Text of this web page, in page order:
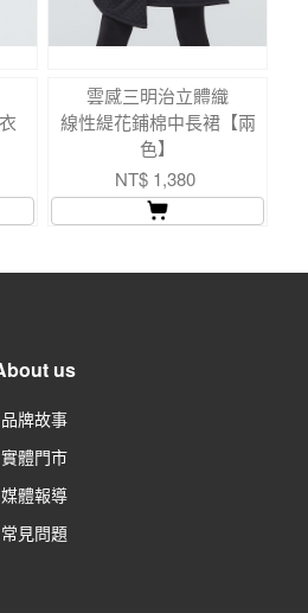
雲感三明治立體織
線性緹花鋪棉中長裙【兩
色】
NT$ 1,380
us
品牌故事
實體門市
媒體報導
常見問題